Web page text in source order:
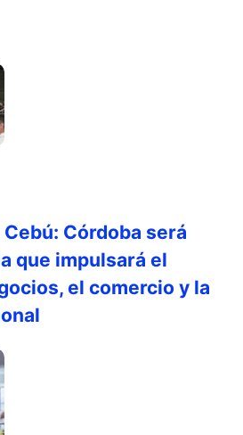
Córdoba será
que impulsará el
el comercio y la